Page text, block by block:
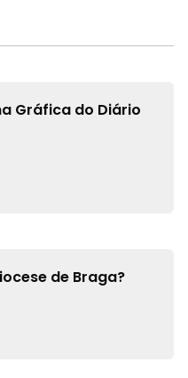
Gráfica do Diário
de Braga?